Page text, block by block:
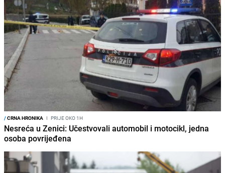
/CRNA HRONIKA I PRIJE OKO 1H
Nesreća u Zenici: Učestvovali automobil i motocikl, jedna
osoba povrijeđena